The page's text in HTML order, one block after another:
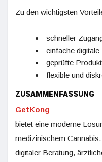
Zu den wichtigsten
schneller
einfache
geprüfte
flexible und
ZUSAMMENFASSUNG
GetKong
bietet eine moderne
medizinischem
digitaler Beratung,